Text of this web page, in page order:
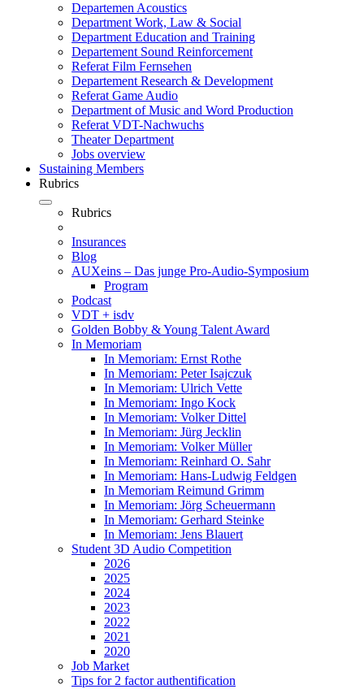
Departemen Acoustics
Department Work, Law & Social
Department Education and Training
Departement Sound Reinforcement
Referat Film Fernsehen
Departement Research & Development
Referat Game Audio
Department of Music and Word Production
Referat VDT-Nachwuchs
Theater Department
Jobs overview
Sustaining Members
Rubrics
Rubrics
Insurances
Blog
AUXeins – Das junge Pro-Audio-Symposium
Program
Podcast
VDT + isdv
Golden Bobby & Young Talent Award
In Memoriam
In Memoriam: Ernst Rothe
In Memoriam: Peter Isajczuk
In Memoriam: Ulrich Vette
In Memoriam: Ingo Kock
In Memoriam: Volker Dittel
In Memoriam: Jürg Jecklin
In Memoriam: Volker Müller
In Memoriam: Reinhard O. Sahr
In Memoriam: Hans-Ludwig Feldgen
In Memoriam Reimund Grimm
In Memoriam: Jörg Scheuermann
In Memoriam: Gerhard Steinke
In Memoriam: Jens Blauert
Student 3D Audio Competition
2026
2025
2024
2023
2022
2021
2020
Job Market
Tips for 2 factor authentification